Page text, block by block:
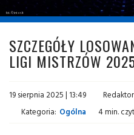
fot. © inter.it
SZCZEGÓŁY
LIGI MISTRZÓW
19 sierpnia 2025 | 13:49
Kategoria: Ogólna 4 min.